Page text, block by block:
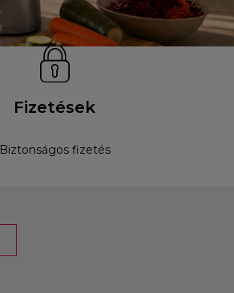
Fizetések
Biztonságos fizetés